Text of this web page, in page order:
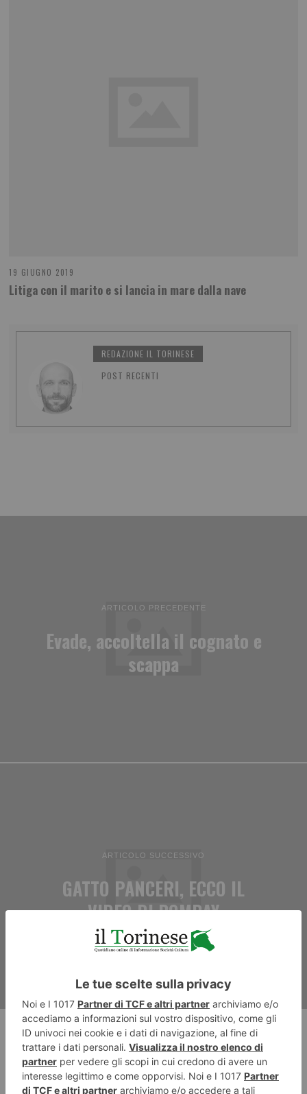
19 GIUGNO 2019
Litiga con il marito e si lancia in mare dalla nave
REDAZIONE IL TORINESE
POST RECENTI
ARTICOLO PRECEDENTE
Evade, accoltella il cognato e
scappa
ARTICOLO SUCCESSIVO
GATTO PANCERI, ECCO IL
VIDEO DI BOMBAY
RECENTI: